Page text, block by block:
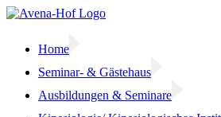
Zum
Home
Seminar- & Gästehaus
Ausbildungen & Seminare